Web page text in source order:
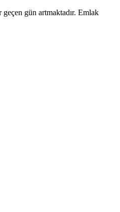
gün artmaktadır. Emlak